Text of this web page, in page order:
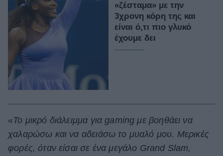
«ζέσταμα» με την
3χρονη κόρη της και
είναι ό,τι πιο γλυκό
έχουμε δει
«Το μικρό διάλειμμα για gaming με βοηθάει να
χαλαρώσω και να αδειάσω το μυαλό μου. Μερικές
φορές, όταν είσαι σε ένα μεγάλο Grand Slam,